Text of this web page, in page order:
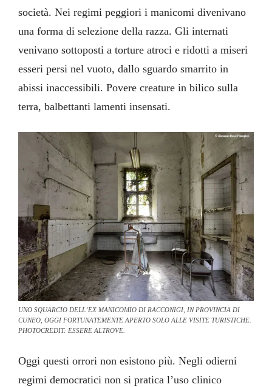
società. Nei regimi peggiori i manicomi divenivano
una forma di selezione della razza. Gli internati
venivano sottoposti a torture atroci e ridotti a miseri
esseri persi nel vuoto, dallo sguardo smarrito in
abissi inaccessibili. Povere creature in bilico sulla
terra, balbettanti lamenti insensati.
UNO SQUARCIO DELL’EX MANICOMIO DI RACCONIGI, IN PROVINCIA DI
CUNEO, OGGI FORTUNATEMENTE APERTO SOLO ALLE VISITE TURISTICHE.
PHOTOCREDIT: ESSERE ALTROVE.
Oggi questi orrori non esistono più. Negli odierni
regimi democratici non si pratica l’uso clinico